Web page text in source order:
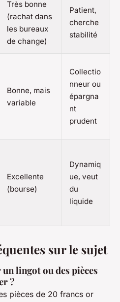
Très bonne
(rachat dans
les bureaux
de change)
Patient,
cherche
stabilité
Bonne, mais
variable
Collectio
nneur ou
épargna
nt
prudent
Excellente
(bourse)
Dynamiq
ue, veut
du
liquide
sur le sujet
lingot ou des pièces
?
pièces de 20 francs or